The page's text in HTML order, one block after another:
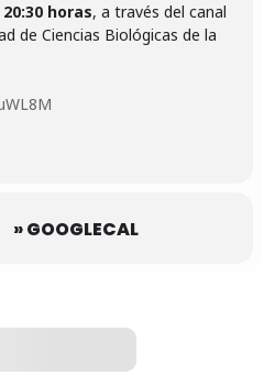
20:30 horas, a través del canal
de Ciencias Biológicas de la
» GOOGLECAL